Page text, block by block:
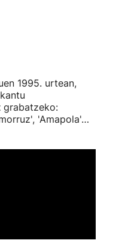
1995. urtean,
grabatzeko:
'Amapola'…